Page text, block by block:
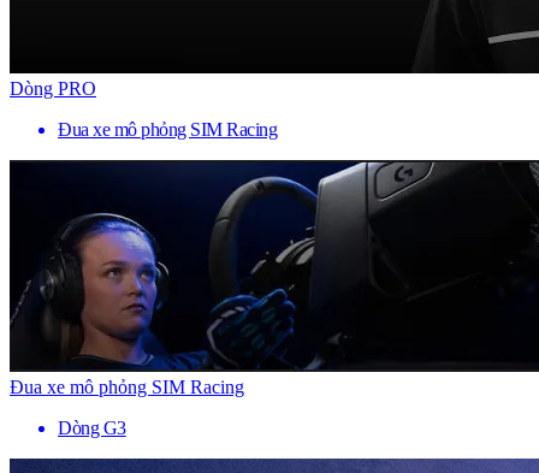
Dòng PRO
Đua xe mô phỏng SIM Racing
Đua xe mô phỏng SIM Racing
Dòng G3